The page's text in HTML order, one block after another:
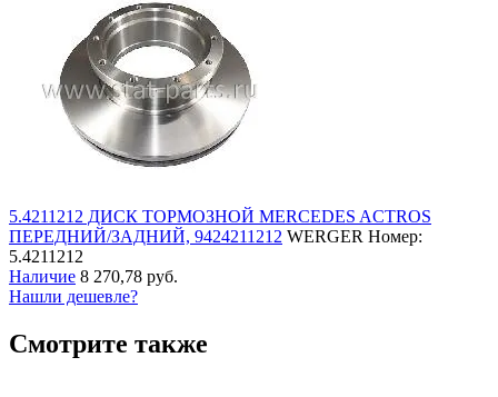
5.4211212 ДИСК ТОРМОЗНОЙ MERCEDES ACTROS
ПЕРЕДНИЙ/ЗАДНИЙ, 9424211212 WERGER Номер:
5.4211212
Наличие 8 270,78 руб.
Нашли дешевле?
Смотрите также